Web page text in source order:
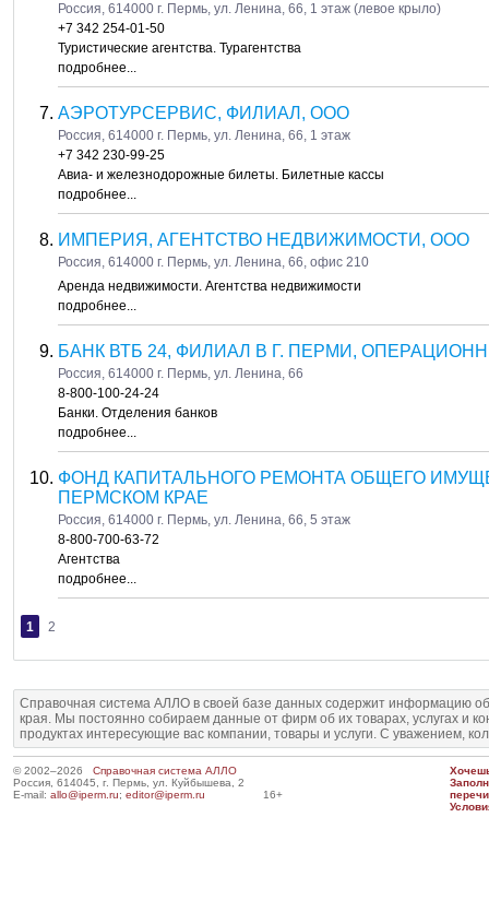
Россия, 614000 г. Пермь, ул. Ленина, 66, 1 этаж (левое крыло)
+7 342 254-01-50
Туристические агентства. Турагентства
подробнее...
АЭРОТУРСЕРВИС, ФИЛИАЛ, ООО
Россия, 614000 г. Пермь, ул. Ленина, 66, 1 этаж
+7 342 230-99-25
Авиа- и железнодорожные билеты. Билетные кассы
подробнее...
ИМПЕРИЯ, АГЕНТСТВО НЕДВИЖИМОСТИ, ООО
Россия, 614000 г. Пермь, ул. Ленина, 66, офис 210
Аренда недвижимости. Агентства недвижимости
подробнее...
БАНК ВТБ 24, ФИЛИАЛ В Г. ПЕРМИ,
Россия, 614000 г. Пермь, ул. Ленина, 66
8-800-100-24-24
Банки. Отделения банков
подробнее...
ФОНД КАПИТАЛЬНОГО РЕМОНТА ОБЩЕГО
ПЕРМСКОМ КРАЕ
Россия, 614000 г. Пермь, ул. Ленина, 66, 5 этаж
8-800-700-63-72
Агентства
подробнее...
1 2
Справочная система АЛЛО в своей базе данных содержит информацию
края. Мы постоянно собираем данные от фирм об их товарах, услугах и
продуктах интересующие вас компании, товары и услуги. С уважением,
© 2002–2026 Справочная система АЛЛО
Россия, 614045, г. Пермь, ул. Куйбышева, 2
E-mail: allo@iperm.ru; editor@iperm.ru 16+